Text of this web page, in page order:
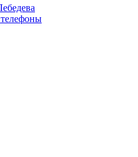
телефоны